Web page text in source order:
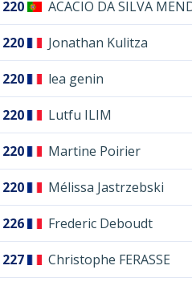
220 ACACIO DA SILVA
220 Jonathan Kulitza
220 lea genin
220 Lutfu ILIM
220 Martine Poirier
220 Mélissa Jastrzebski
226 Frederic Deboudt
227 Christophe FERASSE